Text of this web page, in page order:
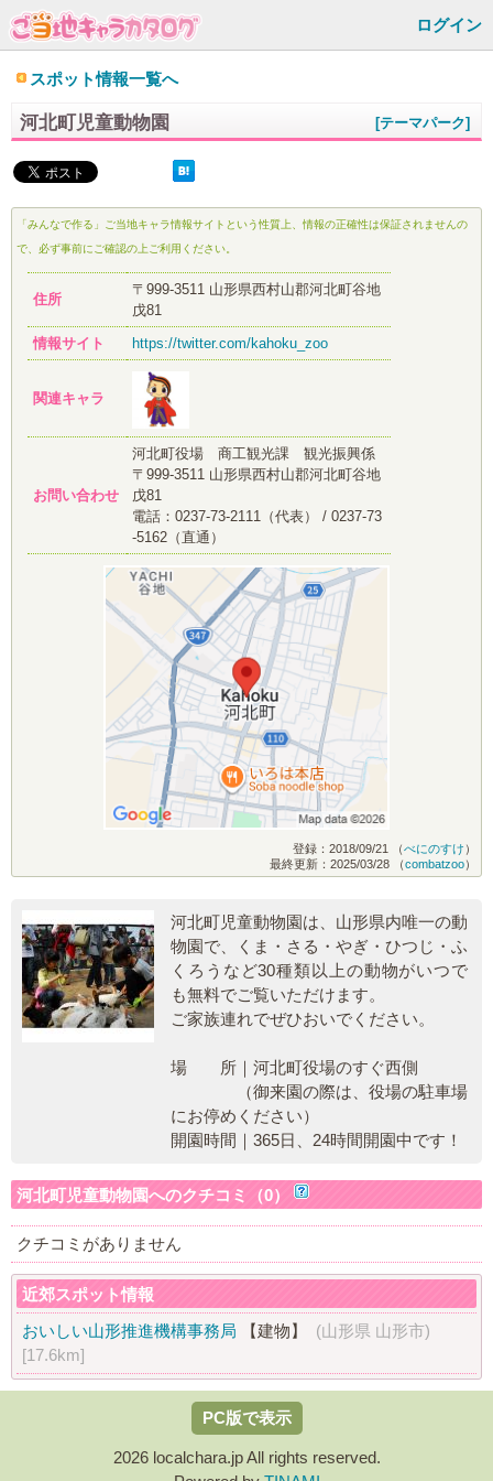
ログイン
スポット情報一覧へ
河北町児童動物園 [テーマパーク]
「みんなで作る」ご当地キャラ情報サイトという性質上、情報の正確性は保証されませんの
で、必ず事前にご確認の上ご利用ください。
住所
〒999-3511 山形県西村山郡河北町谷地
戊81
情報サイト
https://twitter.com/kahoku_zoo
関連キャラ
お問い合わせ
河北町役場 商工観光課 観光振興係
〒999-3511 山形県西村山郡河北町谷地
戊81
電話：0237-73-2111（代表） / 0237-73
-5162（直通）
登録：2018/09/21 （べにのすけ ）
最終更新：2025/03/28 （combatzoo）
河北町児童動物園は、山形県内唯一の動
物園で、くま・さる・やぎ・ひつじ・ふ
くろうなど30種類以上の動物がいつで
も無料でご覧いただけます。
ご家族連れでぜひおいでください。
場 所｜河北町役場のすぐ西側
（御来園の際は、役場の駐車場
にお停めください）
開園時間｜365日、24時間開園中です！
河北町児童動物園へのクチコミ（0）
クチコミがありません
近郊スポット情報
おいしい山形推進機構事務局
【建物】
(山形県 山形市)
[17.6km]
PC版で表示
2026 localchara.jp All rights reserved.